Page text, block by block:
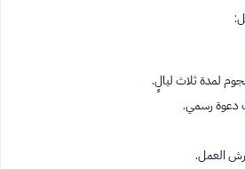
لمدة ثلاث ليالٍ.
دعوة رسمي.
العمل.